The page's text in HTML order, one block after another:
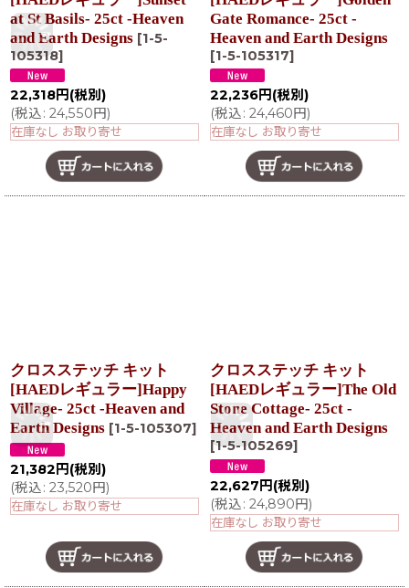
at St Basils- 25ct -Heaven
and Earth Designs [1-5-
105318]
22,318円 (税別)
(税込: 24,550円)
在庫なし お取り寄せ
Gate Romance- 25ct -
Heaven and Earth Designs
[1-5-105317]
22,236円 (税別)
(税込: 24,460円)
在庫なし お取り寄せ
クロスステッチ キット
[HAEDレギュラー]Happy
Village- 25ct -Heaven and
Earth Designs [1-5-105307]
21,382 円 (税別)
(税込: 23,520円)
在庫なし お取り寄せ
クロスステッチ キット
[HAEDレギュラー]The Old
Stone Cottage- 25ct -
Heaven and Earth Designs
[1-5-105269]
22,627 円 (税別)
(税込: 24,890円)
在庫なし お取り寄せ